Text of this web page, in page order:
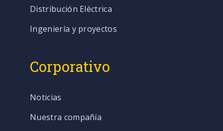
Distribución Eléctrica
Ingeniería y proyectos
Corporativo
Noticias
Nuestra compañía